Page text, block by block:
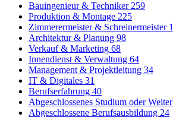
Bauingenieur & Techniker 259
Produktion & Montage 225
Zimmerermeister & Schreinermeister
Architektur & Planung 98
Verkauf & Marketing 68
Innendienst & Verwaltung 64
Management & Projektleitung 34
IT & Digitales 31
Berufserfahrung 40
Abgeschlossenes Studium oder
Abgeschlossene Berufsausbildung 24